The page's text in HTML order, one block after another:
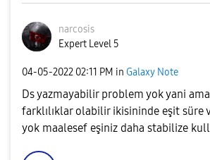
narcosis
Expert Level 5
‎04-05-2022 02:11 PM in Galaxy Note
Ds yazmayabilir problem yok yani
farklılıklar olabilir ikisininde eşit süre
yok maalesef eşiniz daha stabilize